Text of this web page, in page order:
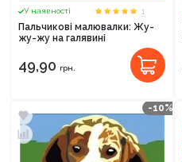
У наявності
1
Пальчикові малювалки: Жу-
жу-жу на галявині
49,90 грн.
-10%